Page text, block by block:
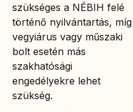
szükséges a NÉBIH felé
történő nyilvántartás, míg
vegyiárus vagy műszaki
bolt esetén más
szakhatósági
engedélyekre lehet
szükség.